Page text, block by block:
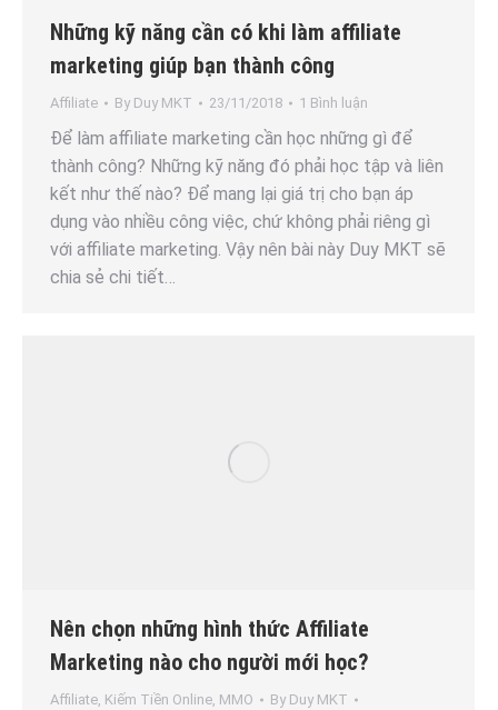
Những kỹ năng cần có khi làm affiliate
marketing giúp bạn thành công
Affiliate By Duy MKT 23/11/2018 1 Bình luận
Để làm affiliate marketing cần học những gì để
thành công? Những kỹ năng đó phải học tập và liên
kết như thế nào? Để mang lại giá trị cho bạn áp
dụng vào nhiều công việc, chứ không phải riêng gì
với affiliate marketing. Vậy nên bài này Duy MKT sẽ
chia sẻ chi tiết…
Nên chọn những hình thức Affiliate
Marketing nào cho người mới học?
Affiliate, Kiếm Tiền Online, MMO By Duy MKT